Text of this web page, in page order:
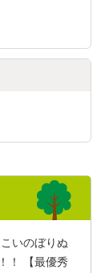
いのぼりぬ
！ 【最優秀